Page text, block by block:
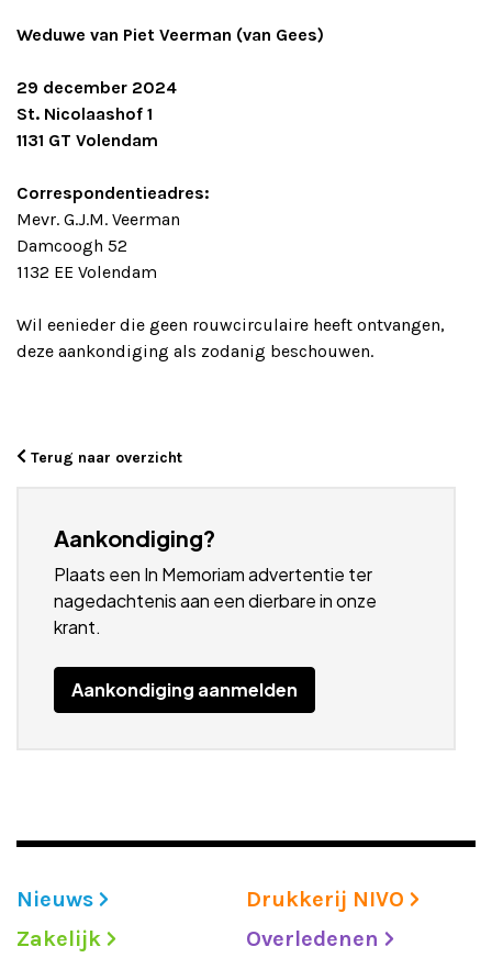
Weduwe van Piet Veerman (van Gees)
29 december 2024
St. Nicolaashof 1
1131 GT Volendam
Correspondentieadres:
Mevr. G.J.M. Veerman
Damcoogh 52
1132 EE Volendam
Wil eenieder die geen rouwcirculaire heeft ontvangen,
deze aankondiging als zodanig beschouwen.
Terug naar overzicht
Aankondiging?
Plaats een In Memoriam advertentie ter
nagedachtenis aan een dierbare in onze
krant.
Aankondiging aanmelden
Nieuws
Drukkerij NIVO
Zakelijk
Overledenen